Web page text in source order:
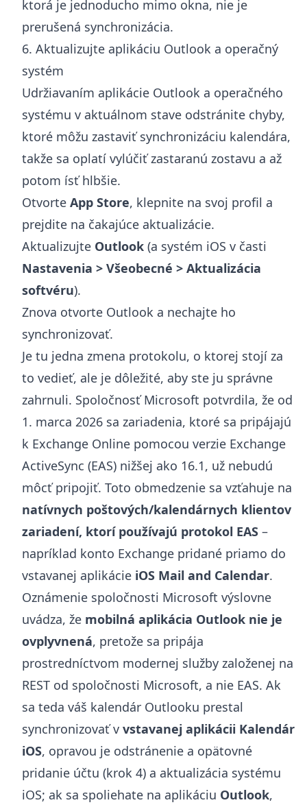
ktorá je jednoducho mimo okna, nie je
prerušená synchronizácia.
6. Aktualizujte aplikáciu Outlook a operačný
systém
Udržiavaním aplikácie Outlook a operačného
systému v aktuálnom stave odstránite chyby,
ktoré môžu zastaviť synchronizáciu kalendára,
takže sa oplatí vylúčiť zastaranú zostavu a až
potom ísť hlbšie.
Otvorte App Store, klepnite na svoj profil a
prejdite na čakajúce aktualizácie.
Aktualizujte Outlook (a systém iOS v časti
Nastavenia > Všeobecné > Aktualizácia
softvéru).
Znova otvorte Outlook a nechajte ho
synchronizovať.
Je tu jedna zmena protokolu, o ktorej stojí za
to vedieť, ale je dôležité, aby ste ju správne
zahrnuli. Spoločnosť Microsoft potvrdila, že od
1. marca 2026 sa zariadenia, ktoré sa pripájajú
k Exchange Online pomocou verzie Exchange
ActiveSync (EAS) nižšej ako 16.1, už nebudú
môcť pripojiť. Toto obmedzenie sa vzťahuje na
natívnych poštových/kalendárnych klientov
zariadení, ktorí používajú protokol EAS –
napríklad konto Exchange pridané priamo do
vstavanej aplikácie iOS Mail and Calendar.
Oznámenie spoločnosti Microsoft výslovne
uvádza, že mobilná aplikácia Outlook nie je
ovplyvnená, pretože sa pripája
prostredníctvom modernej služby založenej na
REST od spoločnosti Microsoft, a nie EAS. Ak
sa teda váš kalendár Outlooku prestal
synchronizovať v vstavanej aplikácii Kalendár
iOS, opravou je odstránenie a opätovné
pridanie účtu (krok 4) a aktualizácia systému
iOS; ak sa spoliehate na aplikáciu Outlook,